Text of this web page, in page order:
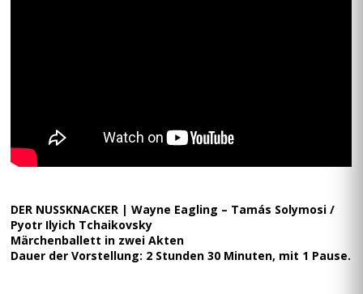
DER NUSSKNACKER | Wayne Eagling – Tamás Solymosi /
Pyotr Ilyich Tchaikovsky
Märchenballett in zwei Akten
Dauer der Vorstellung: 2 Stunden 30 Minuten, mit 1 Pause.